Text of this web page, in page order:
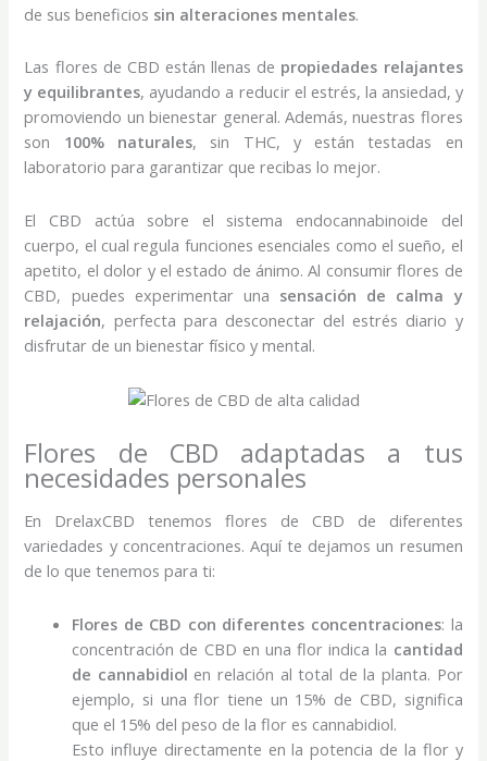
de sus beneficios sin alteraciones mentales.
Las flores de CBD están llenas de propiedades relajantes
y equilibrantes, ayudando a reducir el estrés, la ansiedad, y
promoviendo un bienestar general. Además, nuestras flores
son 100% naturales, sin THC, y están testadas en
laboratorio para garantizar que recibas lo mejor.
El CBD actúa sobre el sistema endocannabinoide del
cuerpo, el cual regula funciones esenciales como el sueño, el
apetito, el dolor y el estado de ánimo. Al consumir flores de
CBD, puedes experimentar una sensación de calma y
relajación, perfecta para desconectar del estrés diario y
disfrutar de un bienestar físico y mental.
Flores de CBD adaptadas a tus
necesidades personales
En DrelaxCBD tenemos flores de CBD de diferentes
variedades y concentraciones. Aquí te dejamos un resumen
de lo que tenemos para ti:
Flores de CBD con diferentes concentraciones: la
concentración de CBD en una flor indica la cantidad
de cannabidiol en relación al total de la planta. Por
ejemplo, si una flor tiene un 15% de CBD, significa
que el 15% del peso de la flor es cannabidiol.
Esto influye directamente en la potencia de la flor y